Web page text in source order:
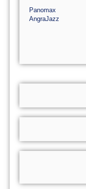
Panomax
AngraJazz